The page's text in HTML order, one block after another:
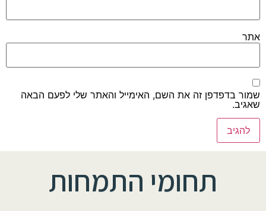
אתר
שמור בדפדפן זה את השם, האימייל והאתר שלי לפעם הבאה
שאגיב.
תחומי התמחות